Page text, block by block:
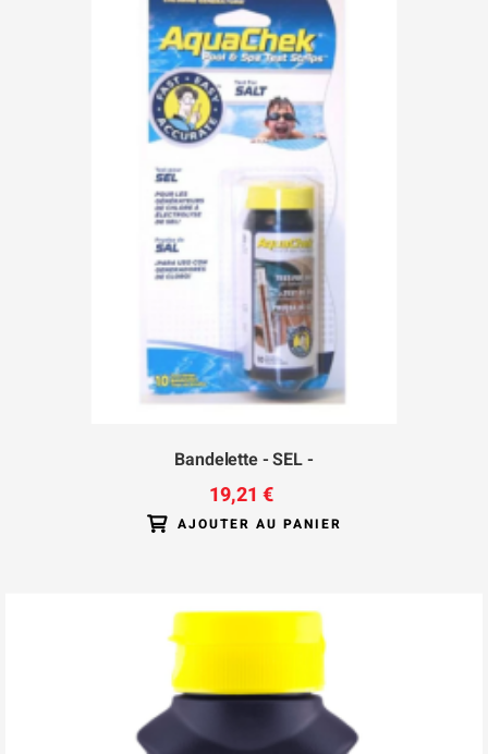
Bandelette - SEL -
19,21 €
AJOUTER AU PANIER